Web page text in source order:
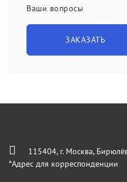
Ваши вопросы
ЗАКАЗАТЬ
115404, г. Москва,
*Адрес для корреспонденции